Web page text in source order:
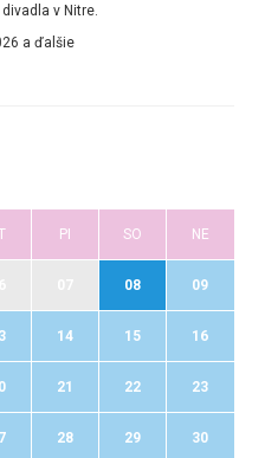
v Nitre.
a ďalšie
PI SO NE
08 09
14 15 16
21 22 23
28 29 30